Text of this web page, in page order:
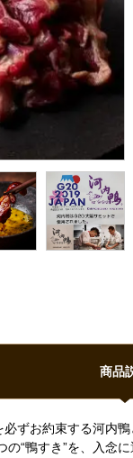
商品
ずお約束する河内
“鴨すき”を、入念